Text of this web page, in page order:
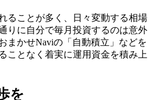
ることが多く、日々変動する相場
りに自分で毎月投資するのは意外
まかせNaviの「自動積立」などを
ことなく着実に運用資金を積み上
を